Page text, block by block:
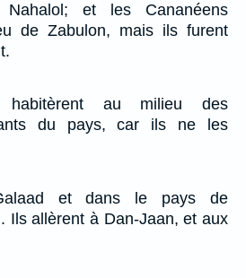
et les Cananéens
de Zabulon, mais ils furent
au milieu des
du pays, car ils ne les
et dans le pays de
Ils allèrent à Dan-Jaan, et aux